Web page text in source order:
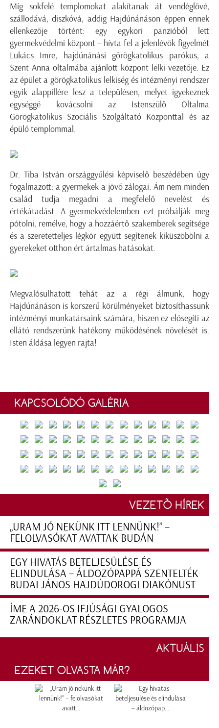
Míg sokfelé templomokat alakítanak át vendéglővé,
szállodává, diszkóvá, addig Hajdúnánáson éppen ennek
ellenkezője történt: egy egykori panzióból lett
gyermekvédelmi központ – hívta fel a jelenlévők figyelmét
Lukács Imre, hajdúnánási görögkatolikus parókus, a
Szent Anna oltalmába ajánlott központ lelki vezetője. Ez
az épület a görögkatolikus lelkiség és intézményi rendszer
egyik alappillére lesz a településen, melyet igyekeznek
egységgé kovácsolni az Istenszülő Oltalma
Görögkatolikus Szociális Szolgáltató Központtal és az
épülő templommal.
Dr. Tiba István országgyűlési képviselő beszédében úgy
fogalmazott: a gyermekek a jövő zálogai. Ám nem minden
család tudja megadni a megfelelő nevelést és
értékátadást. A gyermekvédelemben ezt próbálják meg
pótolni, remélve, hogy a hozzáértő szakemberek segítsége
és a szeretetteljes légkör együtt segítenek kiküszöbölni a
gyerekeket otthon ért ártalmas hatásokat.
Megvalósulhatott tehát az a régi álmunk, hogy
Hajdúnánáson is korszerű körülményeket biztosíthassunk
intézményi munkatársaink számára, hiszen ez elősegíti az
ellátó rendszerünk hatékony működésének növelését is.
Isten áldása legyen rajta!
KAPCSOLÓDÓ GALÉRIA
VEZETŐ HÍREK
„URAM JÓ NEKÜNK ITT LENNÜNK!” –
FELOLVASÓKAT AVATTAK BUDÁN
EGY HIVATÁS BETELJESÜLÉSE ÉS
ELINDULÁSA – ÁLDOZÓPAPPÁ SZENTELTÉK
BUDAI JÁNOS HAJDÚDOROGI DIAKÓNUST
ÍME A 2026-OS IFJÚSÁGI GYALOGOS
ZARÁNDOKLAT RÉSZLETES PROGRAMJA
AKTUÁLIS
EZEKET OLVASTA MÁR?